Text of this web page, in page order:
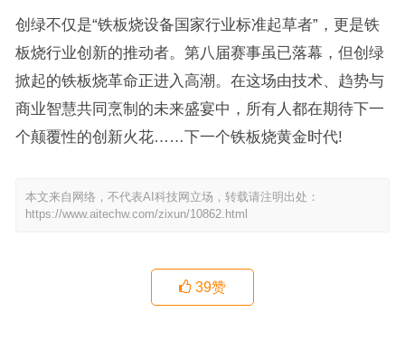
创绿不仅是“铁板烧设备国家行业标准起草者”，更是铁
板烧行业创新的推动者。第八届赛事虽已落幕，但创绿
掀起的铁板烧革命正进入高潮。在这场由技术、趋势与
商业智慧共同烹制的未来盛宴中，所有人都在期待下一
个颠覆性的创新火花……下一个铁板烧黄金时代!
本文来自网络，不代表AI科技网立场，转载请注明出处：
https://www.aitechw.com/zixun/10862.html
39赞